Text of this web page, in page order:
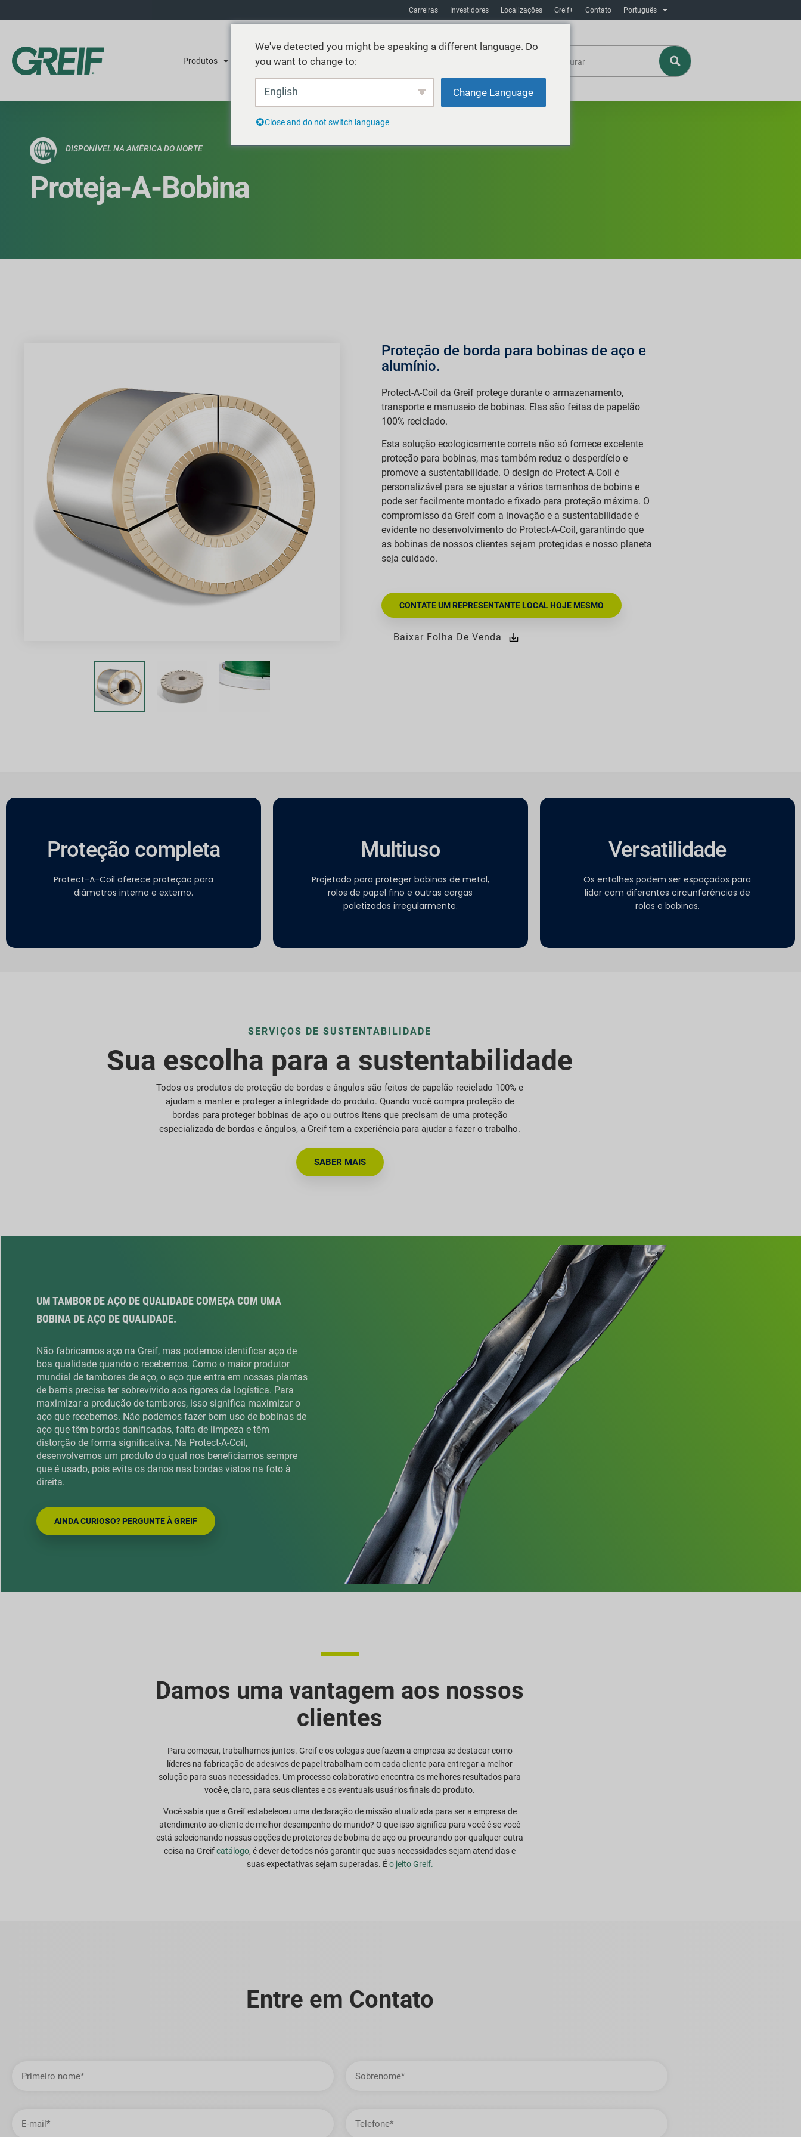
Carreiras Investidores Localizaçôes Greif+ Contato Português
Produtos Serviços Sustentabilidade
DISPONÍVEL NA AMÉRICA DO NORTE
Proteja-A-Bobina
Proteção de borda para bobinas de aço e
alumínio.
Protect-A-Coil da Greif protege durante o armazenamento,
transporte e manuseio de bobinas. Elas são feitas de papelão
100% reciclado.
Esta solução ecologicamente correta não só fornece excelente
proteção para bobinas, mas também reduz o desperdício e
promove a sustentabilidade. O design do Protect-A-Coil é
personalizável para se ajustar a vários tamanhos de bobina e
pode ser facilmente montado e fixado para proteção máxima. O
compromisso da Greif com a inovação e a sustentabilidade é
evidente no desenvolvimento do Protect-A-Coil, garantindo que
as bobinas de nossos clientes sejam protegidas e nosso planeta
seja cuidado.
CONTATE UM REPRESENTANTE LOCAL HOJE MESMO
Baixar Folha De Venda
Proteção completa
Protect-A-Coil oferece proteção para
diâmetros interno e externo.
Multiuso
Projetado para proteger bobinas de metal,
rolos de papel fino e outras cargas
paletizadas irregularmente.
Versatilidade
Os entalhes podem ser espaçados para
lidar com diferentes circunferências de
rolos e bobinas.
SERVIÇOS DE SUSTENTABILIDADE
Sua escolha para a sustentabilidade
Todos os produtos de proteção de bordas e ângulos são feitos de papelão reciclado 100% e
ajudam a manter e proteger a integridade do produto. Quando você compra proteção de
bordas para proteger bobinas de aço ou outros itens que precisam de uma proteção
especializada de bordas e ângulos, a Greif tem a experiência para ajudar a fazer o trabalho.
SABER MAIS
UM TAMBOR DE AÇO DE QUALIDADE COMEÇA COM UMA
BOBINA DE AÇO DE QUALIDADE.
Não fabricamos aço na Greif, mas podemos identificar aço de
boa qualidade quando o recebemos. Como o maior produtor
mundial de tambores de aço, o aço que entra em nossas plantas
de barris precisa ter sobrevivido aos rigores da logística. Para
maximizar a produção de tambores, isso significa maximizar o
aço que recebemos. Não podemos fazer bom uso de bobinas de
aço que têm bordas danificadas, falta de limpeza e têm
distorção de forma significativa. Na Protect-A-Coil,
desenvolvemos um produto do qual nos beneficiamos sempre
que é usado, pois evita os danos nas bordas vistos na foto à
direita.
AINDA CURIOSO? PERGUNTE À GREIF
Damos uma vantagem aos nossos
clientes
Para começar, trabalhamos juntos. Greif e os colegas que fazem a empresa se destacar como
líderes na fabricação de adesivos de papel trabalham com cada cliente para entregar a melhor
solução para suas necessidades. Um processo colaborativo encontra os melhores resultados para
você e, claro, para seus clientes e os eventuais usuários finais do produto.
Você sabia que a Greif estabeleceu uma declaração de missão atualizada para ser a empresa de
atendimento ao cliente de melhor desempenho do mundo? O que isso significa para você é se você
está selecionando nossas opções de protetores de bobina de aço ou procurando por qualquer outra
coisa na Greifcatálogo, é dever de todos nós garantir que suas necessidades sejam atendidas e
suas expectativas sejam superadas. Éo jeito Greif.
Entre em Contato
nome
email
We've detected you might be speaking a different language. Do
you want to change to:
English Change Language
Close and do not switch language